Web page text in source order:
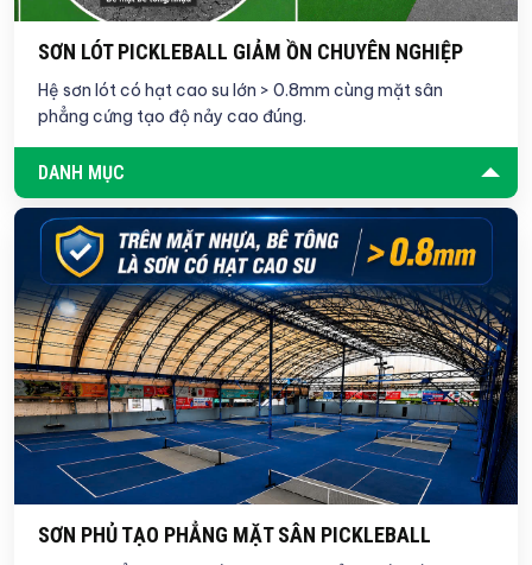
SƠN LÓT PICKLEBALL GIẢM ỒN CHUYÊN NGHIỆP
Hệ sơn lót có hạt cao su lớn > 0.8mm cùng mặt sân
phẳng cứng tạo độ nảy cao đúng.
DANH MỤC
SƠN PHỦ TẠO PHẲNG MẶT SÂN PICKLEBALL